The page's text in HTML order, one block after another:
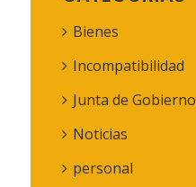
Bienes
Incompatibilidad
Junta de Gobierno
Noticias
personal